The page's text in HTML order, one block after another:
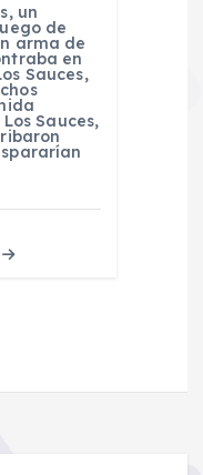
un
de
arma de
en
Sauces,
Sauces,